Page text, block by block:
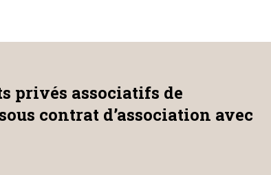
privés associatifs de
contrat d’association avec